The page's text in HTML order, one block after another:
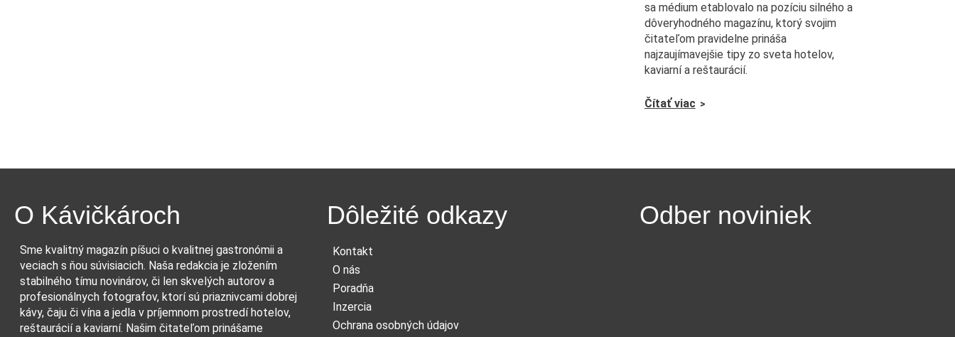
sa médium etablovalo na pozíciu silného a
dôveryhodného magazínu, ktorý svojim
čitateľom pravidelne prináša
najzaujímavejšie tipy zo sveta hotelov,
kaviarní a reštaurácií.
Čítať viac
O Kávičkároch
Sme kvalitný magazín píšuci o kvalitnej gastronómii a
veciach s ňou súvisiacich. Naša redakcia je zložením
stabilného tímu novinárov, či len skvelých autorov a
profesionálnych fotografov, ktorí sú priaznivcami dobrej
kávy, čaju či vína a jedla v príjemnom prostredí hotelov,
reštaurácií a kaviarní. Našim čitateľom prinášame
Dôležité odkazy
Kontakt
O nás
Poradňa
Inzercia
Ochrana osobných údajov
Odber noviniek